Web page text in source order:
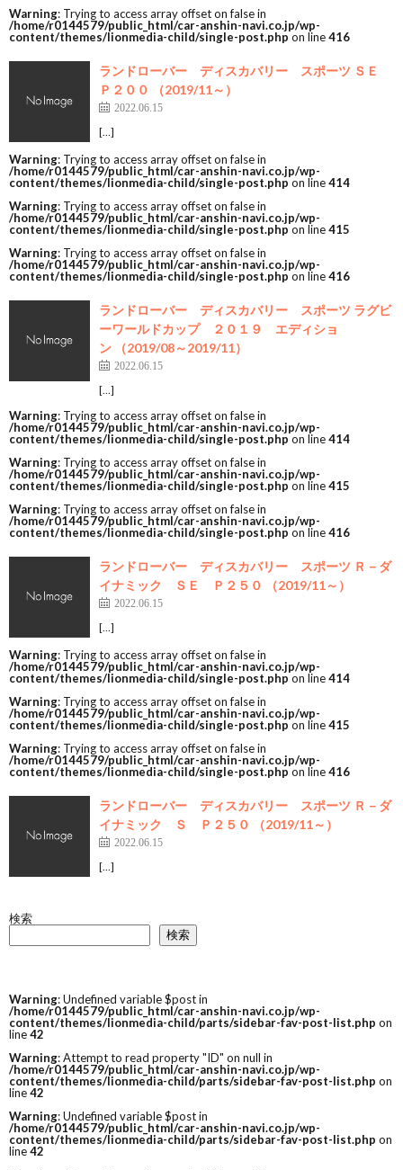
Warning: Trying to access array offset on false in
/home/r0144579/public_html/car-anshin-navi.co.jp/wp-
content/themes/lionmedia-child/single-post.php on line416
ランドローバー ディスカバリー スポーツ ＳＥ
Ｐ２００ （2019/11～）
2022.06.15
[…]
Warning: Trying to access array offset on false in
/home/r0144579/public_html/car-anshin-navi.co.jp/wp-
content/themes/lionmedia-child/single-post.php on line414
Warning: Trying to access array offset on false in
/home/r0144579/public_html/car-anshin-navi.co.jp/wp-
content/themes/lionmedia-child/single-post.php on line415
Warning: Trying to access array offset on false in
/home/r0144579/public_html/car-anshin-navi.co.jp/wp-
content/themes/lionmedia-child/single-post.php on line416
ランドローバー ディスカバリー スポーツ ラグビ
ーワールドカップ ２０１９ エディショ
ン （2019/08～2019/11）
2022.06.15
[…]
Warning: Trying to access array offset on false in
/home/r0144579/public_html/car-anshin-navi.co.jp/wp-
content/themes/lionmedia-child/single-post.php on line414
Warning: Trying to access array offset on false in
/home/r0144579/public_html/car-anshin-navi.co.jp/wp-
content/themes/lionmedia-child/single-post.php on line415
Warning: Trying to access array offset on false in
/home/r0144579/public_html/car-anshin-navi.co.jp/wp-
content/themes/lionmedia-child/single-post.php on line416
ランドローバー ディスカバリー スポーツ Ｒ－ダ
イナミック ＳＥ Ｐ２５０ （2019/11～）
2022.06.15
[…]
Warning: Trying to access array offset on false in
/home/r0144579/public_html/car-anshin-navi.co.jp/wp-
content/themes/lionmedia-child/single-post.php on line414
Warning: Trying to access array offset on false in
/home/r0144579/public_html/car-anshin-navi.co.jp/wp-
content/themes/lionmedia-child/single-post.php on line415
Warning: Trying to access array offset on false in
/home/r0144579/public_html/car-anshin-navi.co.jp/wp-
content/themes/lionmedia-child/single-post.php on line416
ランドローバー ディスカバリー スポーツ Ｒ－ダ
イナミック Ｓ Ｐ２５０ （2019/11～）
2022.06.15
[…]
検索
検索
Warning: Undefined variable $post in
/home/r0144579/public_html/car-anshin-navi.co.jp/wp-
content/themes/lionmedia-child/parts/sidebar-fav-post-list.php on
line42
Warning: Attempt to read property "ID" on null in
/home/r0144579/public_html/car-anshin-navi.co.jp/wp-
content/themes/lionmedia-child/parts/sidebar-fav-post-list.php on
line42
Warning: Undefined variable $post in
/home/r0144579/public_html/car-anshin-navi.co.jp/wp-
content/themes/lionmedia-child/parts/sidebar-fav-post-list.php on
line42